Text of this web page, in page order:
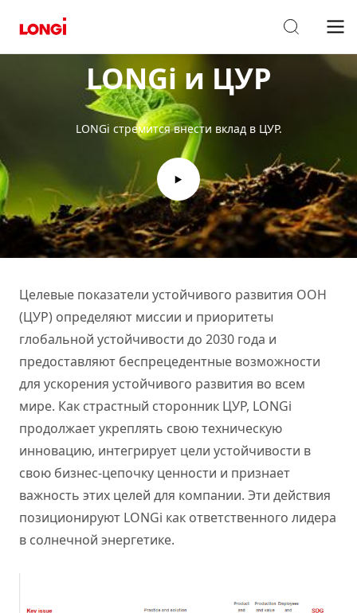
LONGi и ЦУР
LONGi стремится внести вклад в ЦУР.
Целевые показатели устойчивого развития ООН
(ЦУР) определяют миссии и приоритеты
глобальной устойчивости до 2030 года и
предоставляют беспрецедентные возможности
для ускорения устойчивого развития во всем
мире. Как страстный сторонник ЦУР, LONGi
продолжает укреплять свою техническую
инновацию, интегрирует цели устойчивости в
свою бизнес-цепочку ценности и признает
важность этих целей для компании. Эти действия
позиционируют LONGi как ответственного лидера
в солнечной энергетике.